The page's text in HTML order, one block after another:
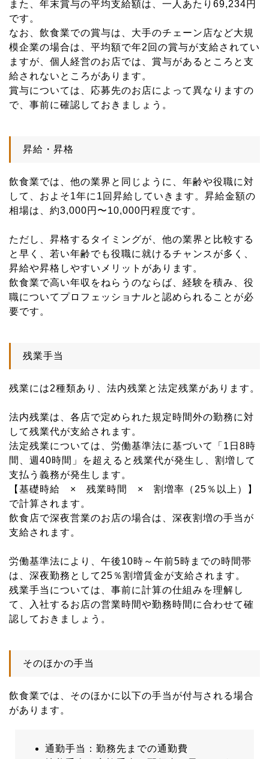
また、年末賞与の平均支給額は、一人あたり69,234円
です。
なお、飲食業での賞与は、大手のチェーン店など大規
模企業の場合は、平均額で年2回の賞与が支給されてい
ますが、個人経営のお店では、賞与があるところと支
給されないところがあります。
賞与については、応募先のお店によって異なりますの
で、事前に確認しておきましょう。
昇給・昇格
飲食業では、他の業界と同じように、年齢や役職に対
して、およそ1年に1回昇給していきます。昇給金額の
相場は、約3,000円〜10,000円程度です。
ただし、昇格するタイミングが、他の業界と比較する
と早く、若い年齢でも役職に就けるチャンスが多く、
昇給や昇格しやすいメリットがあります。
飲食業で高い年収をねらうのならば、経験を積み、役
職についてプロフェッショナルと認められることが必
要です。
残業手当
残業には2種類あり、法内残業と法定残業があります。
法内残業は、各店で定められた規定時間外の勤務に対
して残業代が支給されます。
法定残業については、労働基準法に基づいて「1日8時
間、週40時間」を超えると残業代が発生し、割増して
支払う義務が発生します。
【基礎時給 × 残業時間 × 割増率（25％以上）】
で計算されます。
飲食店で深夜営業のお店の場合は、深夜割増の手当が
支給されます。
労働基準法により、午後10時～午前5時までの時間帯
は、深夜勤務として25％割増賃金が支給されます。
残業手当については、事前に計算の仕組みを理解し
て、入社するお店の営業時間や勤務時間に合わせて確
認しておきましょう。
そのほかの手当
飲食業では、そのほかに以下の手当が付与される場合
があります。
通勤手当：勤務先までの通勤費